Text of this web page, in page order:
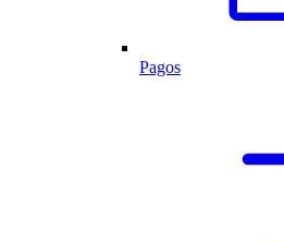
Pagos